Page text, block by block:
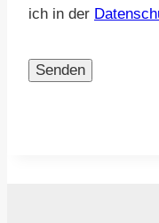
ich in der
lasse